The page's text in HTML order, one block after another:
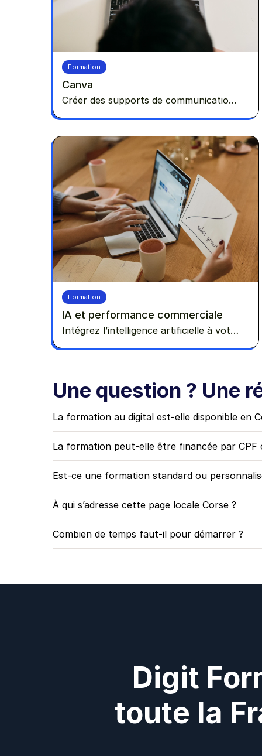
Formation
Canva
Créer des supports de communication
avec un outil de design graphique -
Formation
IA et performance commerciale
Intégrez l’intelligence artificielle à votre
cycle de vente pour mieux cibler vos
Une question ? Une
La formation au digital est-elle disponible en
La formation peut-elle être financée par CPF
Est-ce une formation standard ou
À qui s’adresse cette page locale Corse ?
Combien de temps faut-il pour démarrer ?
Digit
toute la